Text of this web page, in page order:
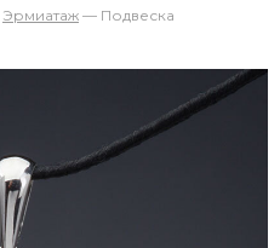
Эрмиатаж — Подвеска